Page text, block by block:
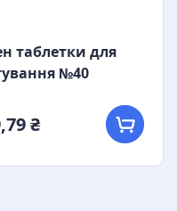
таблетки для
№40
₴